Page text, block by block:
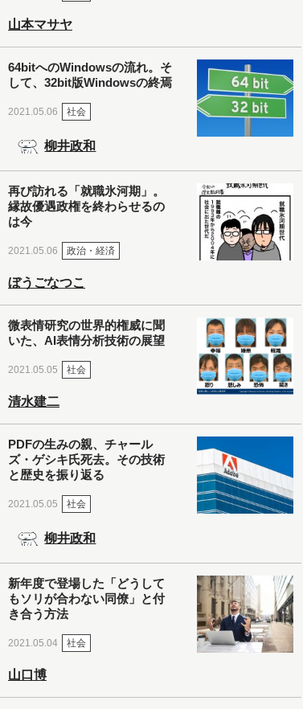
山本マサヤ
64bitへのWindowsの流れ。そ
して、32bit版Windowsの終焉
2021.05.06 社会
柳井政和
再び訪れる「就職氷河期」。
縁故優遇政権を終わらせるの
は今
2021.05.06 政治・経済
ぼうごなつこ
微表情研究の世界的権威に聞
いた、AI表情分析技術の展望
2021.05.05 社会
清水建二
PDFの生みの親、チャール
ズ・ゲシキ氏死去。その技術
と歴史を振り返る
2021.05.05 社会
柳井政和
新年度で登場した「どうして
もソリが合わない同僚」と付
き合う方法
2021.05.04 社会
山口博